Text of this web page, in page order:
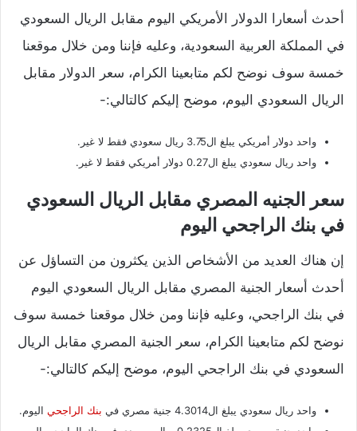
أحدث أسعارا الدولار الأمريكي اليوم مقابل الريال السعودي
في المملكة العربية السعودية، وعليه فإننا ومن خلال موقعنا
خمسة سوف نوضح لكم متابعينا الكرام، سعر الدولار مقابل
الريال السعودي اليوم، موضح إليكم كالتالي:-
واحد دولار أمريكي يبلغ ال3.75 ريال سعودي فقط لا غير.
واحد ريال سعودي يبلغ ال0.27 دولار أمريكي فقط لا غير.
سعر الجنيه المصري مقابل الريال السعودي
في بنك الراجحي اليوم
إن هناك العديد من الأشخاص الذين يكثرون من التساؤل عن
أحدث أسعار الجنية المصري مقابل الريال السعودي اليوم
في بنك الراجحي، وعليه فإننا ومن خلال موقعنا خمسة سوف
نوضح لكم متابعينا الكرام، سعر الجنية المصري مقابل الريال
السعودي في بنك الراجحي اليوم، موضح إليكم كالتالي:-
واحد ريال سعودي يبلغ ال4.3014 جنية مصري في بنك الراجحي اليوم.